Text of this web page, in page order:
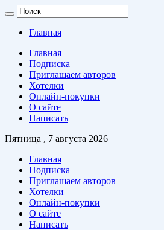
Главная
Главная
Подписка
Приглашаем авторов
Хотелки
Онлайн-покупки
О сайте
Написать
Пятница , 7 августа 2026
Главная
Подписка
Приглашаем авторов
Хотелки
Онлайн-покупки
О сайте
Написать